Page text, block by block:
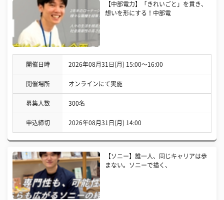
【中部電力】「きれいごと」を貫き、
想いを形にする！中部電
開催日時 2026年08月31日(月) 15:00〜16:00
開催場所 オンラインにて実施
募集人数 300名
申込締切 2026年08月31日(月) 14:00
【ソニー】誰一人、同じキャリアは歩
まない。ソニーで描く、